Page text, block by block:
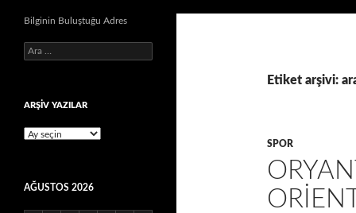
Etiket arşivi:
SPOR
Bilginin Buluştuğu Adres
Arama:
ARŞİV YAZILAR
ARŞİV
AĞUSTOS 2026